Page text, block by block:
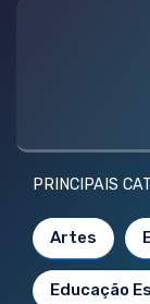
PRINCIPAIS
Artes
Educação